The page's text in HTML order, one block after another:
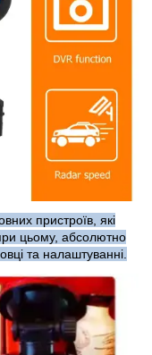
пристроїв, які
цьому, абсолютно
та налаштуванні.